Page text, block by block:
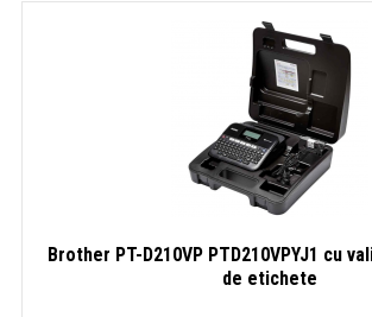
Brother PT-D210VP PTD210VPYJ1 cu
de etichete